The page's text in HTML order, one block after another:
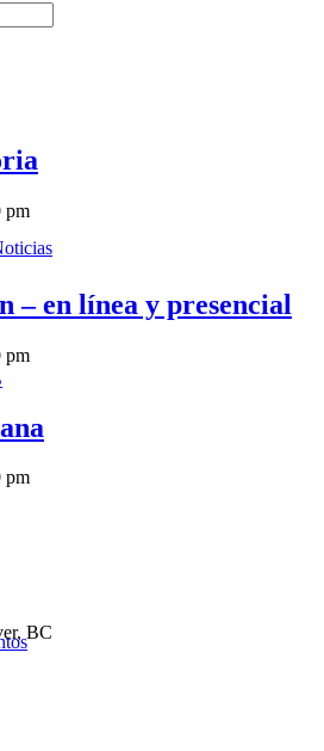
pm
– en línea y presencial
pm
pm
BC